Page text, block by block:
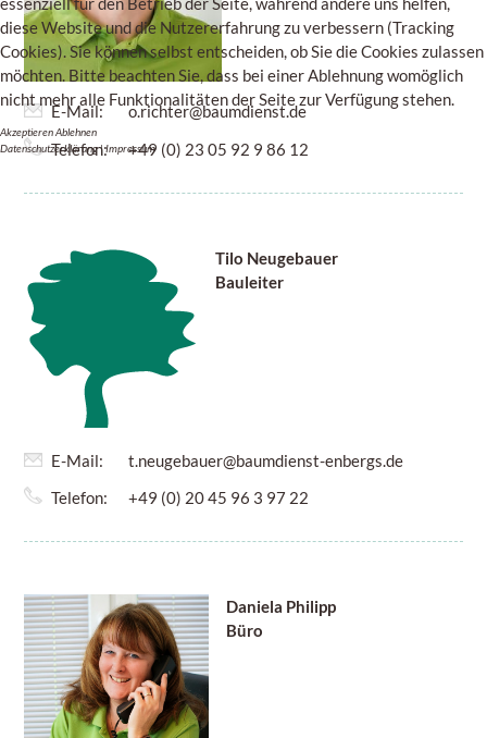
E-Mail:
o.richter@baumdienst.de
Telefon:
+49 (0) 23 05 92 9 86 12
Tilo Neugebauer
Bauleiter
E-Mail:
t.neugebauer@baumdienst-enbergs.de
Telefon:
+49 (0) 20 45 96 3 97 22
Daniela Philipp
Büro
diese Website und die Nutzererfahrung zu verbessern (Tracking
Cookies). Sie können selbst entscheiden, ob Sie die Cookies zulassen
möchten. Bitte beachten Sie, dass bei einer Ablehnung womöglich
nicht mehr alle Funktionalitäten der Seite zur Verfügung stehen.
AkzeptierenAblehnen
Datenschutzerklärung|Impressum